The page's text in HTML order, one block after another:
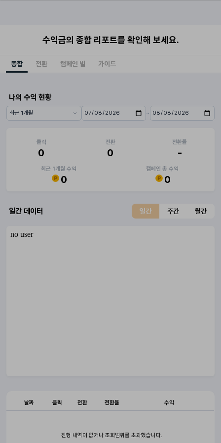
수익금의 종합 리포트를 확인해 보세요.
종합 전환 캠페인 별 가이드
나의 수익 현황
기간 프리셋 시작일 ~
종료일
클릭
0
전환
0
전환율
-
최근 1개월 수익
0
캠페인 총 수익
0
일간 데이터 일간 주간 월간
날짜 클릭 전환 전환율 수익
진행 내역이 없거나 조회범위를 초과했습니다.